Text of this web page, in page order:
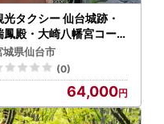
光タクシー 仙台城跡・
鳳殿・大崎八幡宮コース
チケット 券 人気 おす
め 】
城県仙台市
(0)
64,000